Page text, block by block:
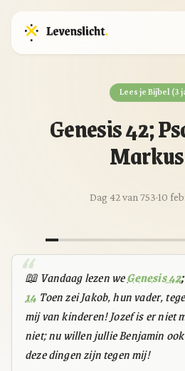
Lees je Bijbel (3
Genesis 42;
Dag 42 van 753·10
📖 Vandaag lezen weGenesis 42
14 Toen zei Jakob, hun vader,
mij van kinderen! Jozef is er niet
niet; nu willen jullie Benjamin
deze dingen zijn tegen mij!